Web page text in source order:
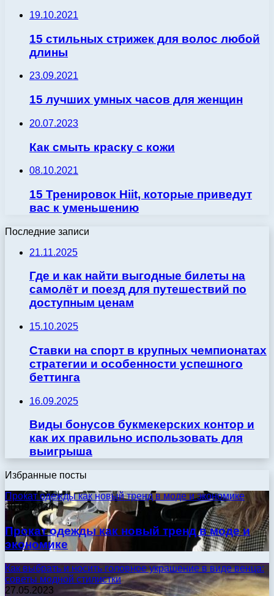
19.10.2021
15 стильных стрижек для волос любой
длины
23.09.2021
15 лучших умных часов для женщин
20.07.2023
Как смыть краску с кожи
08.10.2021
15 Тренировок Hiit, которые приведут
вас к уменьшению
Последние записи
21.11.2025
Где и как найти выгодные билеты на
самолёт и поезд для путешествий по
доступным ценам
15.10.2025
Ставки на спорт в крупных чемпионатах
стратегии и особенности успешного
беттинга
16.09.2025
Виды бонусов букмекерских контор и
как их правильно использовать для
выигрыша
Избранные посты
Прокат одежды как новый тренд в моде и экономике
30.09.2024
Прокат одежды как новый тренд в моде и
экономике
Как выбрать и носить головное украшение в виде венца:
советы модной стилистки
27.05.2023